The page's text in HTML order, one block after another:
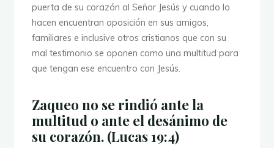
puerta de su corazón al Señor Jesús y cuando lo
hacen encuentran oposición en sus amigos,
familiares e inclusive otros cristianos que con su
mal testimonio se oponen como una multitud para
que tengan ese encuentro con Jesús.
Zaqueo no se rindió ante la
multitud o ante el desánimo de
su corazón. (Lucas 19:4)